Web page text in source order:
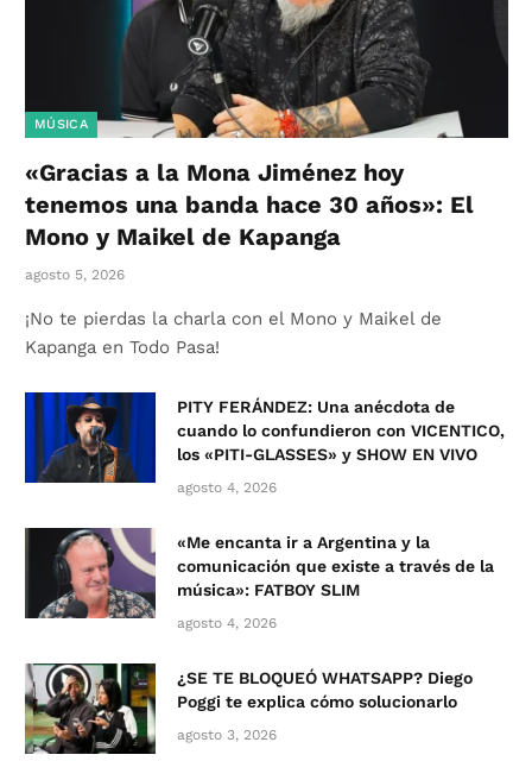
MÚSICA
«Gracias a la Mona Jiménez hoy
tenemos una banda hace 30 años»: El
Mono y Maikel de Kapanga
agosto 5, 2026
¡No te pierdas la charla con el Mono y Maikel de
Kapanga en Todo Pasa!
PITY FERÁNDEZ: Una anécdota de
cuando lo confundieron con VICENTICO,
los «PITI-GLASSES» y SHOW EN VIVO
agosto 4, 2026
«Me encanta ir a Argentina y la
comunicación que existe a través de la
música»: FATBOY SLIM
agosto 4, 2026
¿SE TE BLOQUEÓ WHATSAPP? Diego
Poggi te explica cómo solucionarlo
agosto 3, 2026